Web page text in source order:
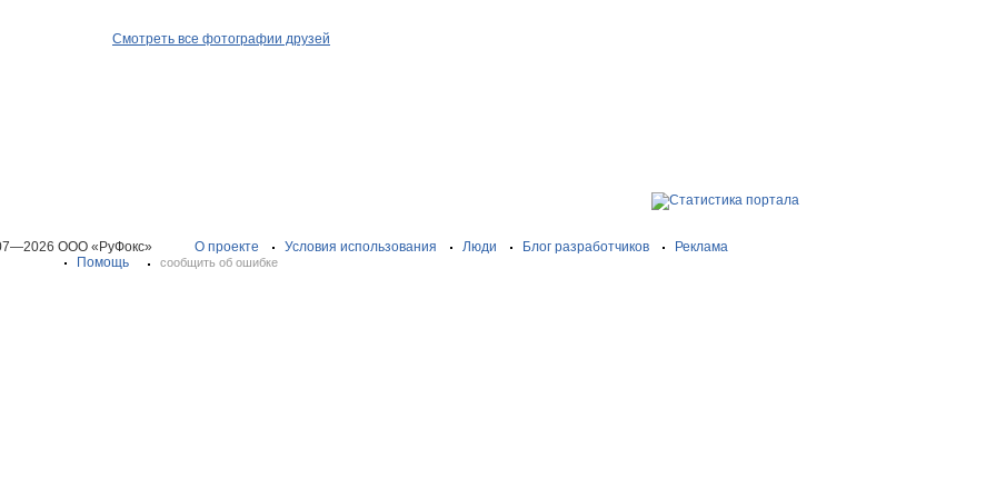
Смотреть все фотографии друзей
ООО «РуФокс» О проекте Условия использования Люди Блог разработчиков
Реклама
Помощь
сообщить об ошибке